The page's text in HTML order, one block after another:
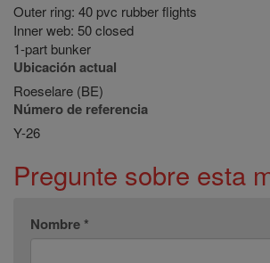
Outer ring: 40 pvc rubber flights
Inner web: 50 closed
1-part bunker
Ubicación actual
Roeselare (BE)
Número de referencia
Y-26
Pregunte sobre esta
Nombre *